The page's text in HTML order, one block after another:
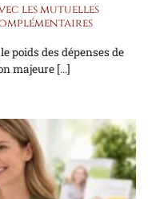
les mutuelles
poids des dépenses de
majeure [...]